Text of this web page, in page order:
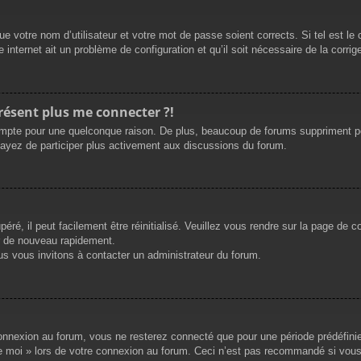
votre nom d’utilisateur et votre mot de passe soient corrects. Si tel est
ait un problème de configuration et qu’il soit nécessaire de la
plus me connecter ?!
pour une quelconque raison. De plus, beaucoup de forums
de participer plus activement aux discussions du forum.
il peut facilement être réinitialisé. Veuillez vous rendre sur la page de
nouveau rapidement.
vous invitons à contacter un administrateur du forum.
au forum, vous ne resterez connecté que pour une période
» lors de votre connexion au forum. Ceci n’est pas recommandé si